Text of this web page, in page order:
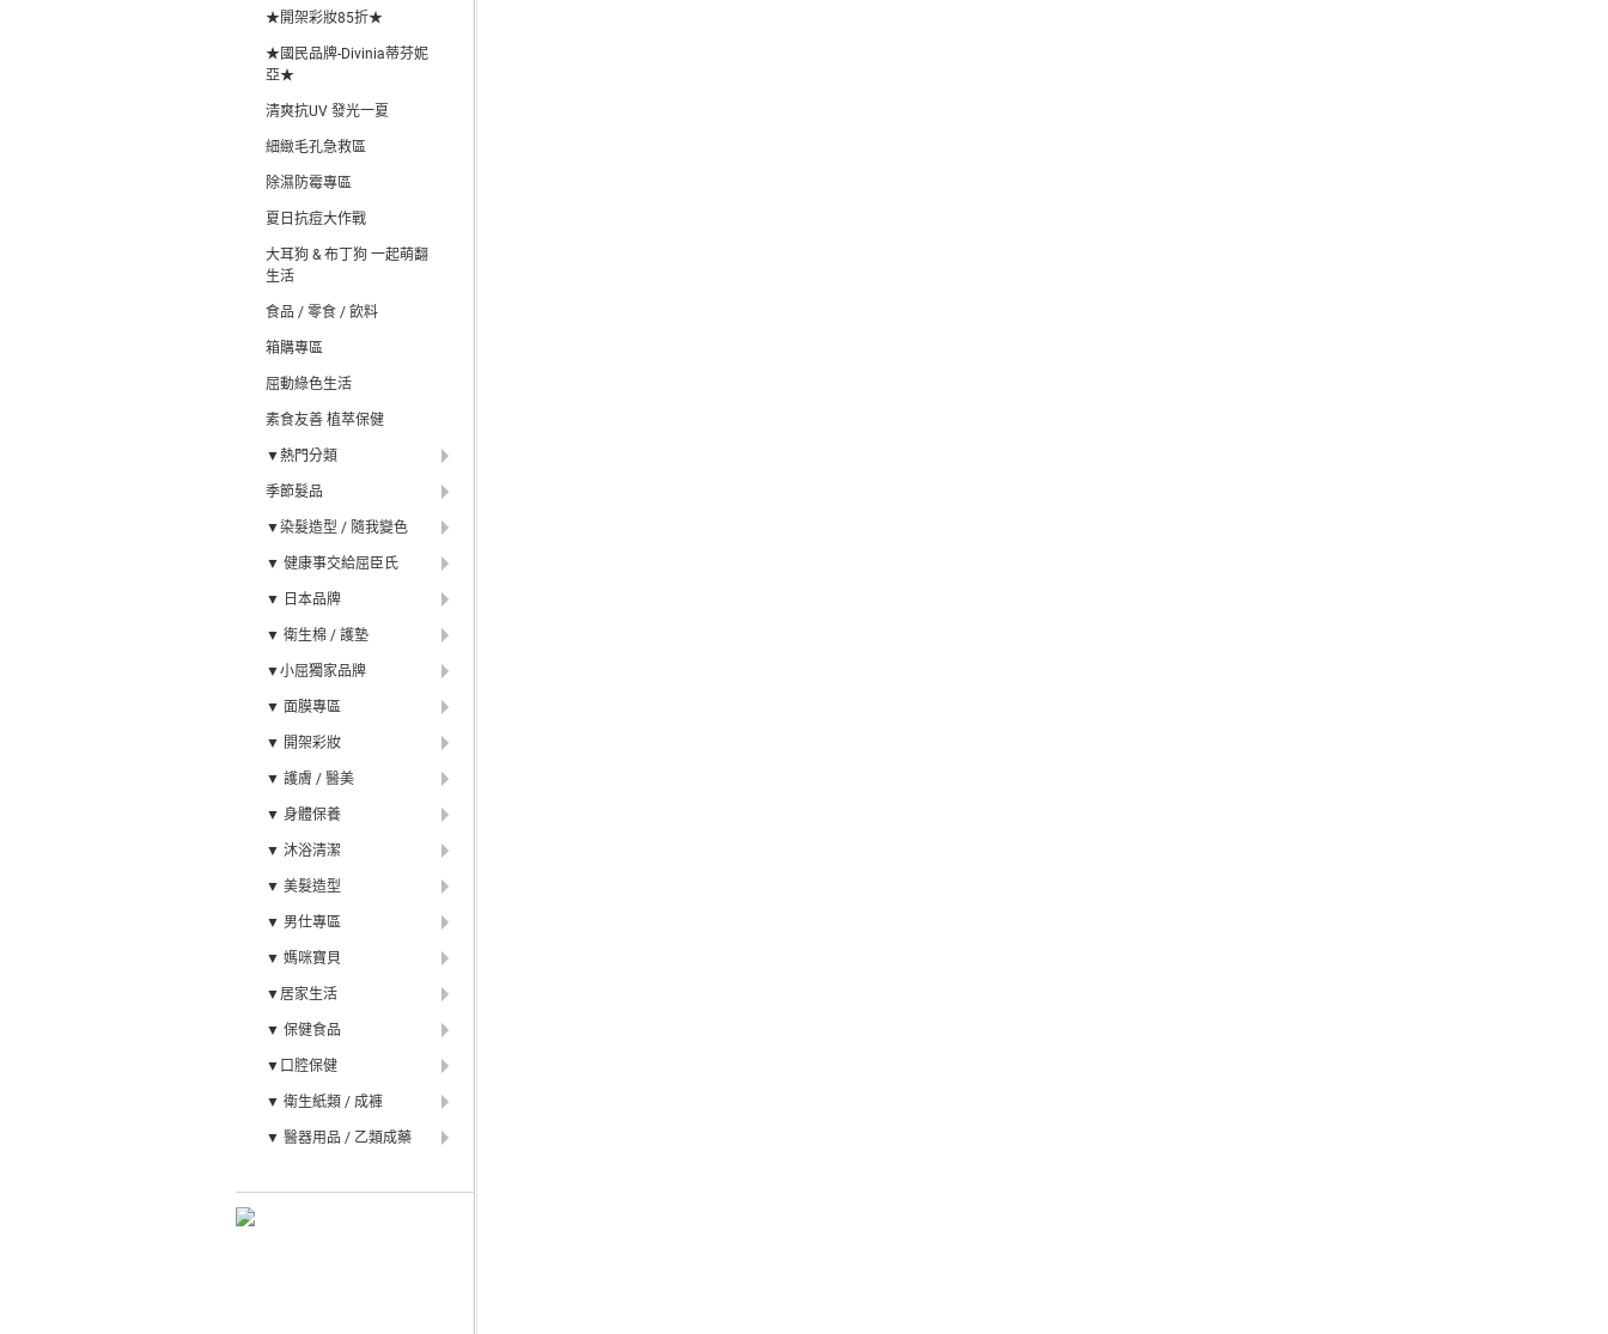
★開架彩妝85折★
★國民品牌-Divinia蒂芬妮
亞★
清爽抗UV 發光一夏
細緻毛孔急救區
除濕防霉專區
夏日抗痘大作戰
大耳狗 & 布丁狗 一起萌翻
生活
食品 / 零食 / 飲料
箱購專區
屈動綠色生活
素食友善 植萃保健
▼熱門分類
季節髮品
▼染髮造型 / 隨我變色
▼ 健康事交給屈臣氏
▼ 日本品牌
▼ 衛生棉 / 護墊
▼小屈獨家品牌
▼ 面膜專區
▼ 開架彩妝
▼ 護膚 / 醫美
▼ 身體保養
▼ 沐浴清潔
▼ 美髮造型
▼ 男仕專區
▼ 媽咪寶貝
▼居家生活
▼ 保健食品
▼口腔保健
▼ 衛生紙類 / 成褲
▼ 醫器用品 / 乙類成藥